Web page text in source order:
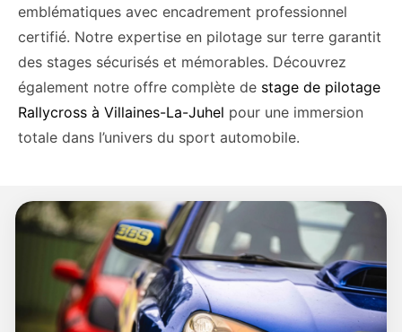
emblématiques avec encadrement professionnel
certifié. Notre expertise en pilotage sur terre garantit
des stages sécurisés et mémorables. Découvrez
également notre offre complète de stage de pilotage
Rallycross à Villaines-La-Juhel pour une immersion
totale dans l’univers du sport automobile.